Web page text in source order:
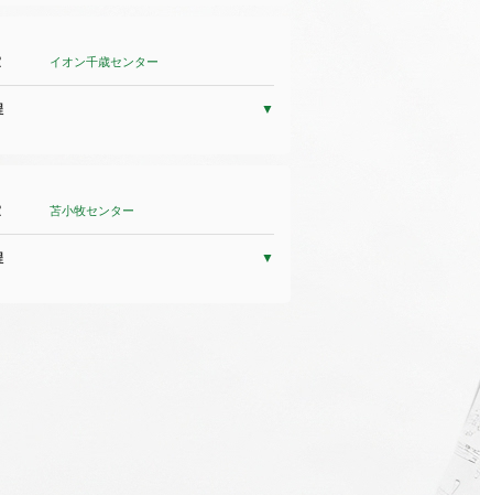
イオン千歳センター
苫小牧センター